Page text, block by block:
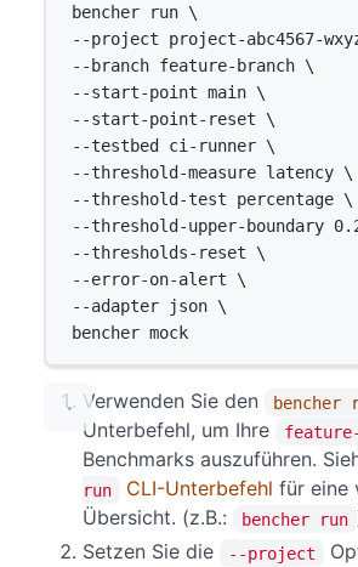
bencher run \
--project project-abc4567-
--branch feature-branch \
--start-point main \
--start-point-reset \
--testbed ci-runner \
--threshold-measure latency \
--threshold-test percentage \
--threshold-upper-boundary
--thresholds-reset \
--error-on-alert \
--adapter
json \
bencher mock
Verwenden Sie den bencher
Unterbefehl, um Ihre
Benchmarks auszuführen.
run
CLI-Unterbefehl für eine
Übersicht. (z.B.:
bencher run
Setzen Sie die
--project